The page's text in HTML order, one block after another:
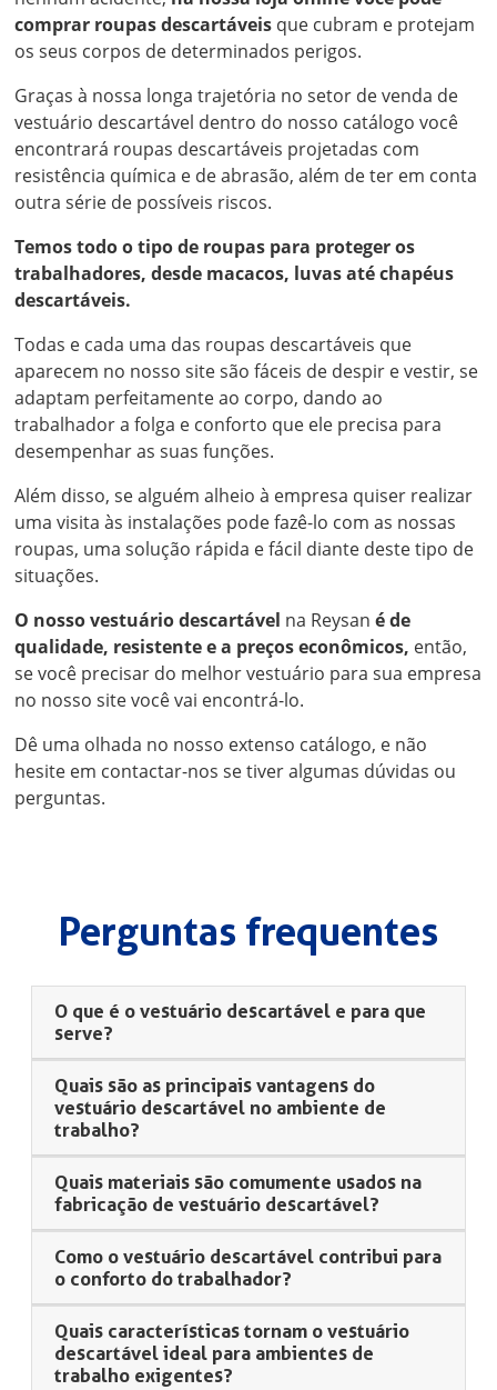
comprar roupas descartáveis que cubram e protejam
os seus corpos de determinados perigos.
Graças à nossa longa trajetória no setor de venda de
vestuário descartável dentro do nosso catálogo você
encontrará roupas descartáveis projetadas com
resistência química e de abrasão, além de ter em conta
outra série de possíveis riscos.
Temos todo o tipo de roupas para proteger os
trabalhadores, desde macacos, luvas até chapéus
descartáveis.
Todas e cada uma das roupas descartáveis que
aparecem no nosso site são fáceis de despir e vestir, se
adaptam perfeitamente ao corpo, dando ao
trabalhador a folga e conforto que ele precisa para
desempenhar as suas funções.
Além disso, se alguém alheio à empresa quiser realizar
uma visita às instalações pode fazê-lo com as nossas
roupas, uma solução rápida e fácil diante deste tipo de
situações.
O nosso vestuário descartável na Reysané de
qualidade, resistente e a preços econômicos, então,
se você precisar do melhor vestuário para sua empresa
no nosso site você vai encontrá-lo.
Dê uma olhada no nosso extenso catálogo, e não
hesite em contactar-nos se tiver algumas dúvidas ou
perguntas.
Perguntas frequentes
O que é o vestuário descartável e para que
serve?
Quais são as principais vantagens do
vestuário descartável no ambiente de
trabalho?
Quais materiais são comumente usados na
fabricação de vestuário descartável?
Como o vestuário descartável contribui para
o conforto do trabalhador?
Quais características tornam o vestuário
descartável ideal para ambientes de
trabalho exigentes?